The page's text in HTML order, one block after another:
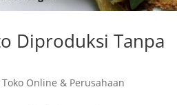
Diproduksi Tanpa
Online & Perusahaan